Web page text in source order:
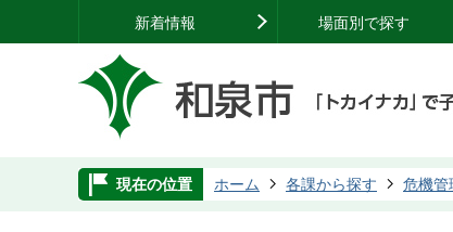
新着情報 場面別で探す
現在の位置 ホーム 各課から探す 危機管